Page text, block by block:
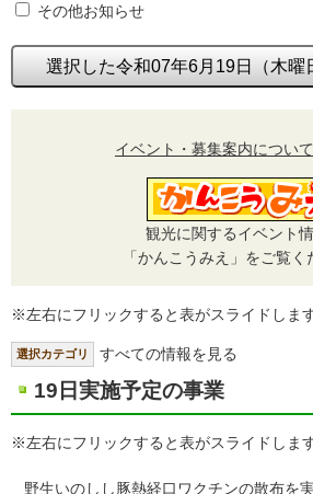
その他お知らせ
選択した令和07年6月19日（木曜
イベント・募集案内につい
観光に関するイベント
「かんこうみえ」をご覧く
※左右にフリックすると表がスライドします
選択カテゴリ すべての情報を見る
19日実施予定の事業
※左右にフリックすると表がスライドします
野生いのしし豚熱経口ワクチンの散布を